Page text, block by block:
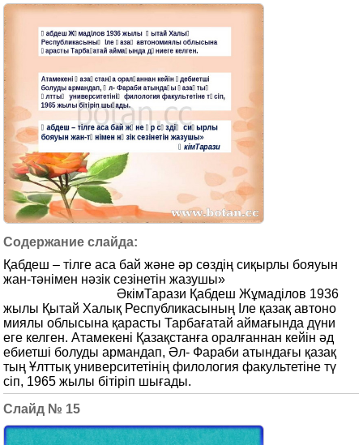
Қабдеш – тілге аса бай және әр сөздің сиқырлы бояуын
жан-тәнімен нәзік сезінетін жазушы»
ӘкімТарази Қабдеш Жұмаділов 1936
жылы Қытай Халық Республикасының Іле қазақ автоно
миялы облысына қарасты Тарбағатай аймағында дүни
еге келген. Атамекені Қазақстанға оралғаннан кейін әд
ебиетші болуды армандап, Әл- Фараби атындағы қазақ
тың Ұлттық университетінің филология факультетіне тү
сіп, 1965 жылы бітіріп шығады.
15